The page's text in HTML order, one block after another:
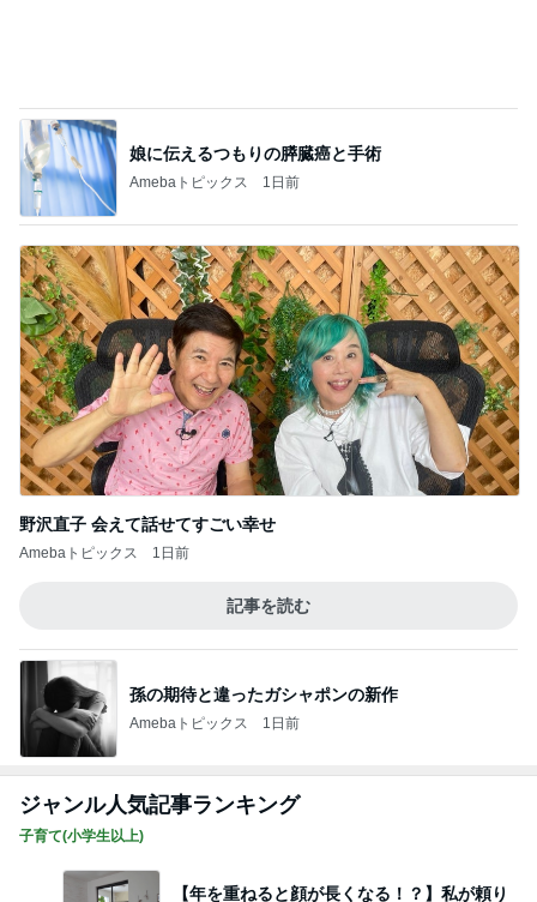
娘に伝えるつもりの膵臓癌と手術
Amebaトピックス 1日前
野沢直子 会えて話せてすごい幸せ
Amebaトピックス 1日前
記事を読む
孫の期待と違ったガシャポンの新作
Amebaトピックス 1日前
ジャンル人気記事ランキング
子育て(小学生以上)
【年を重ねると顔が長くなる！？】私が頼り